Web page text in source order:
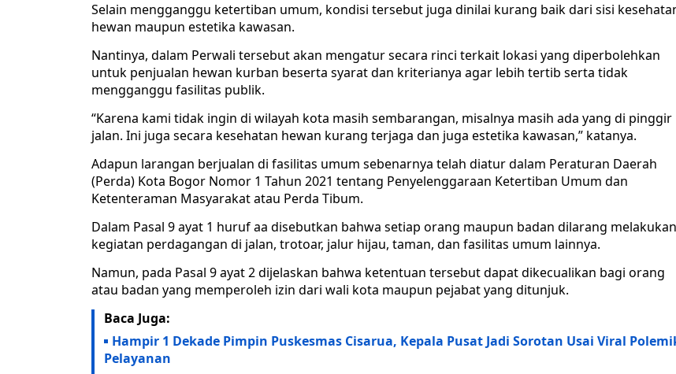
Selain mengganggu ketertiban umum, kondisi tersebut juga dinilai kurang baik dari sisi
hewan maupun estetika kawasan.
Nantinya, dalam Perwali tersebut akan mengatur secara rinci terkait lokasi yang diperbolehkan
untuk penjualan hewan kurban beserta syarat dan kriterianya agar lebih tertib serta tidak
mengganggu fasilitas publik.
“Karena kami tidak ingin di wilayah kota masih sembarangan, misalnya masih ada yang di pinggir
jalan. Ini juga secara kesehatan hewan kurang terjaga dan juga estetika kawasan,” katanya.
Adapun larangan berjualan di fasilitas umum sebenarnya telah diatur dalam Peraturan Daerah
(Perda) Kota Bogor Nomor 1 Tahun 2021 tentang Penyelenggaraan Ketertiban Umum dan
Ketenteraman Masyarakat atau Perda Tibum.
Dalam Pasal 9 ayat 1 huruf aa disebutkan bahwa setiap orang maupun badan dilarang melakukan
kegiatan perdagangan di jalan, trotoar, jalur hijau, taman, dan fasilitas umum lainnya.
Namun, pada Pasal 9 ayat 2 dijelaskan bahwa ketentuan tersebut dapat dikecualikan bagi orang
atau badan yang memperoleh izin dari wali kota maupun pejabat yang ditunjuk.
Baca Juga:
Hampir 1 Dekade Pimpin Puskesmas Cisarua, Kepala Pusat Jadi Sorotan Usai Viral
Pelayanan